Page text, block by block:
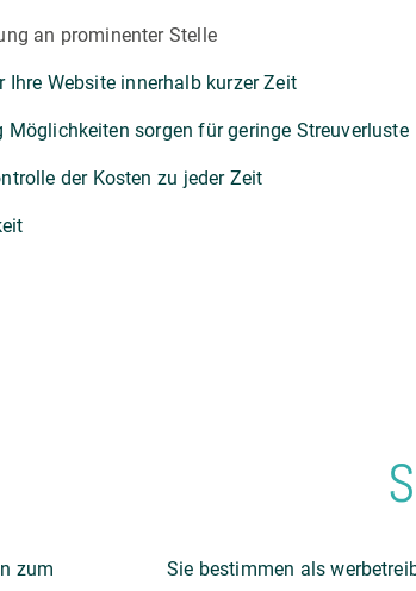
an prominenter Stelle
Ihre Website innerhalb kurzer Zeit
Möglichkeiten sorgen für geringe Streuverluste
der Kosten zu jeder Zeit
zum
Sie bestimmen als